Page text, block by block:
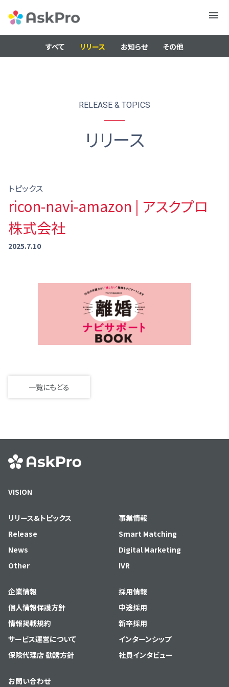
メニュ
すべて リリース お知らせ その他
RELEASE & TOPICS
リリース
トピックス
ricon-navi-amazon | アスクプロ
株式会社
2025.7.10
一覧にもどる
VISION
リリース&トピックス
Release
News
Other
事業情報
Smart Matching
Digital Marketing
IVR
企業情報
個人情報保護方針
情報掲載規約
サービス運営について
保険代理店 勧誘方針
採用情報
中途採用
新卒採用
インターンシップ
社員インタビュー
お問い合わせ